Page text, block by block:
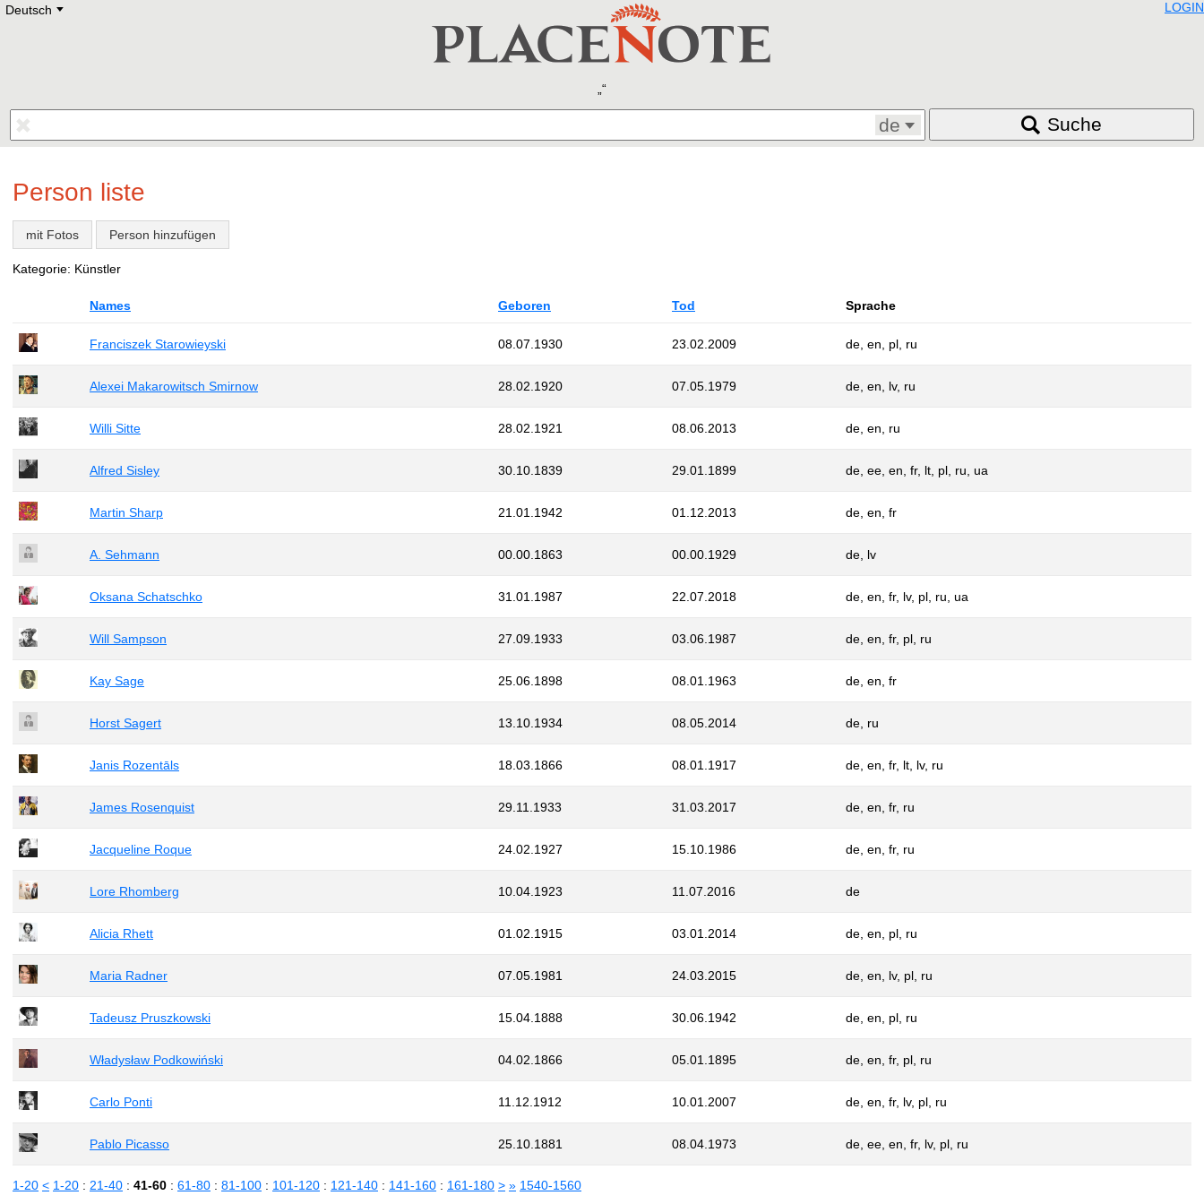
Deutsch E
Deutsch
Polski
Hebrew
LOGIN
de Suche
Person liste
mit Fotos Person hinzufügen
Kategorie: Künstler
Names Geboren Tod Sprache
Franciszek Starowieyski 08.07.1930 23.02.2009 de, en, pl, ru
Alexei Makarowitsch Smirnow 28.02.1920 07.05.1979 de, en, lv, ru
Willi Sitte 28.02.1921 08.06.2013 de, en, ru
Alfred Sisley 30.10.1839 29.01.1899 de, ee, en, fr, lt, pl, ru, ua
Martin Sharp 21.01.1942 01.12.2013 de, en, fr
A. Sehmann 00.00.1863 00.00.1929 de, lv
Oksana Schatschko 31.01.1987 22.07.2018 de, en, fr, lv, pl, ru, ua
Will Sampson 27.09.1933 03.06.1987 de, en, fr, pl, ru
Kay Sage 25.06.1898 08.01.1963 de, en, fr
Horst Sagert 13.10.1934 08.05.2014 de, ru
Janis Rozentāls 18.03.1866 08.01.1917 de, en, fr, lt, lv, ru
James Rosenquist 29.11.1933 31.03.2017 de, en, fr, ru
Jacqueline Roque 24.02.1927 15.10.1986 de, en, fr, ru
Lore Rhomberg 10.04.1923 11.07.2016 de
Alicia Rhett 01.02.1915 03.01.2014 de, en, pl, ru
Maria Radner 07.05.1981 24.03.2015 de, en, lv, pl, ru
Tadeusz Pruszkowski 15.04.1888 30.06.1942 de, en, pl, ru
Władysław Podkowiński 04.02.1866 05.01.1895 de, en, fr, pl, ru
Carlo Ponti 11.12.1912 10.01.2007 de, en, fr, lv, pl, ru
Pablo Picasso 25.10.1881 08.04.1973 de, ee, en, fr, lv, pl, ru
1-20 < 1-20 : 21-40 : 41-60 : 61-80 : 81-100 : 101-120 : 121-140 : 141-160 : 161-180 > » 1540-1560